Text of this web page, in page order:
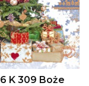
K 309 Boże